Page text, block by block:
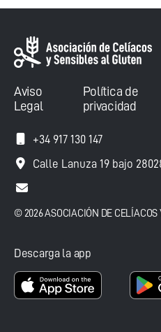
Aviso
Legal
Política de
privacidad
+34 917 130 147
Calle Lanuza 19 bajo
© 2026 ASOCIACIÓN DE CELÍACOS
Descarga la app